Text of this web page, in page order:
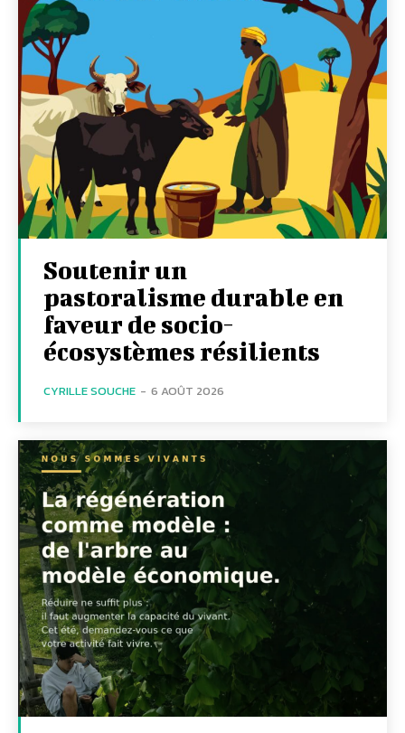
Soutenir un
pastoralisme durable en
faveur de socio-
écosystèmes résilients
CYRILLE SOUCHE - 6 AOÛT 2026